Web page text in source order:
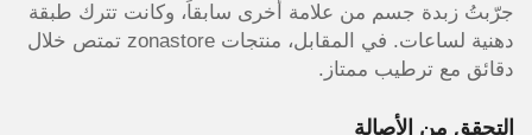
جرّبتُ زبدة جسم من علامة أخرى سابقاً، وكانت تترك طبقة
دهنية لساعات. في المقابل، منتجات zonastore تمتص خلال
دقائق مع ترطيب ممتاز.
التحقق من الأصالة